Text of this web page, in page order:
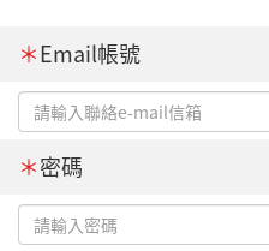
＊Email帳號
＊密碼